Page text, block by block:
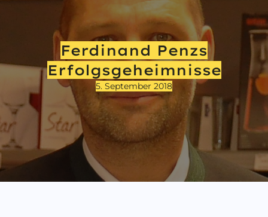
Ferdinand Penzs
Erfolgsgeheimnisse
5. September 2018